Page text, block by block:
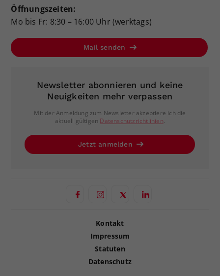
Öffnungszeiten:
Mo bis Fr: 8:30 – 16:00 Uhr (werktags)
Mail senden
Newsletter abonnieren und keine
Neuigkeiten mehr verpassen
Mit der Anmeldung zum Newsletter akzeptiere ich die
aktuell gültigen Datenschutzrichtlinien.
Jetzt anmelden
Kontakt
Impressum
Statuten
Datenschutz